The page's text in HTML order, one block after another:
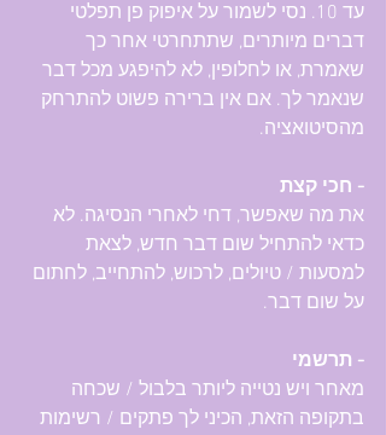
עד 10. נסי לשמור על איפוק פן תפלטי
דברים מיותרים, שתתחרטי אחר כך
שאמרת, או לחלופין, לא להיפגע מכל דבר
שנאמר לך. אם אין ברירה פשוט להתרחק
מהסיטואציה.
- חכי קצת
את מה שאפשר, דחי לאחרי הנסיגה. לא
כדאי להתחיל שום דבר חדש, לצאת
למסעות / טיולים, לרכוש, להתחייב, לחתום
על שום דבר.
- תרשמי
מאחר ויש נטייה ליותר בלבול / שכחה
בתקופה הזאת, הכיני לך פתקים / רשימות